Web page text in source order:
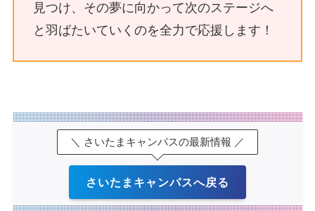
見つけ、その夢に向かって次のステージへ
と羽ばたいていくのを全力で応援します！
＼ さいたまキャンパスの最新情報 ／
さいたまキャンパスへ戻る